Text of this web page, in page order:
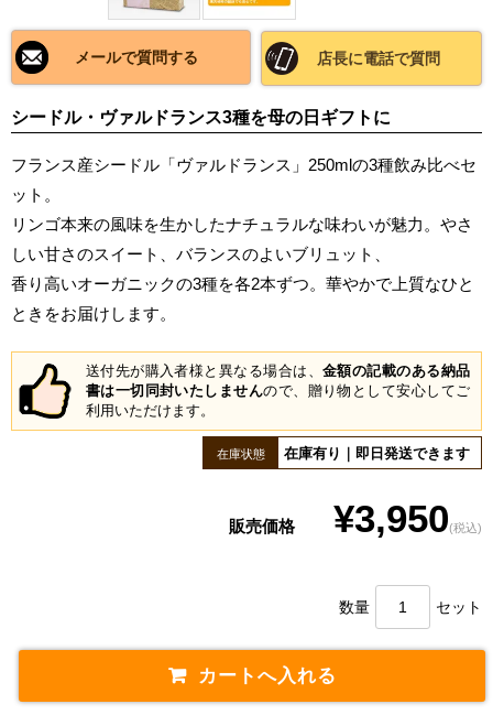
メールで質問する 店長に電話で質問
シードル・ヴァルドランス3種を母の日ギフトに
フランス産シードル「ヴァルドランス」250mlの3種飲み比べセ
ット。
リンゴ本来の風味を生かしたナチュラルな味わいが魅力。やさ
しい甘さのスイート、バランスのよいブリュット、
香り高いオーガニックの3種を各2本ずつ。華やかで上質なひと
ときをお届けします。
送付先が購入者様と異なる場合は、 金額の記載のある納品
書は一切同封いたしませんので、贈り物として安心してご
利用いただけます。
在庫状態 在庫有り｜即日発送できます
販売価格¥3,950(税込)
数量 セット